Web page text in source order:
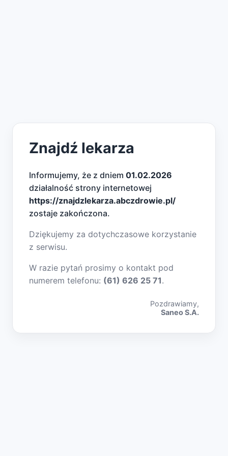
Znajdź lekarza
Informujemy, że z dniem 01.02.2026
działalność strony internetowej
https://znajdzlekarza.abczdrowie.pl/
zostaje zakończona.
Dziękujemy za dotychczasowe korzystanie
z serwisu.
W razie pytań prosimy o kontakt pod
numerem telefonu: (61) 626 25 71.
Pozdrawiamy,
Saneo S.A.